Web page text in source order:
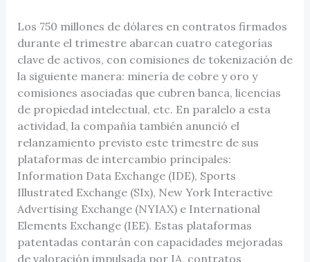
Los 750 millones de dólares en contratos firmados
durante el trimestre abarcan cuatro categorías
clave de activos, con comisiones de tokenización de
la siguiente manera: minería de cobre y oro y
comisiones asociadas que cubren banca, licencias
de propiedad intelectual, etc. En paralelo a esta
actividad, la compañía también anunció el
relanzamiento previsto este trimestre de sus
plataformas de intercambio principales:
Information Data Exchange (IDE), Sports
Illustrated Exchange (SIx), New York Interactive
Advertising Exchange (NYIAX) e International
Elements Exchange (IEE). Estas plataformas
patentadas contarán con capacidades mejoradas
de valoración impulsada por IA, contratos